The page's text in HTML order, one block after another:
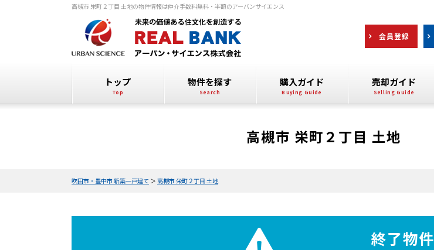
高槻市 栄町２丁目 土地の物件情報は仲介手数料無料・半額のアーバンサイエンス
会員登録
トップ 物件を探す 購入ガイド 売却ガイド
高槻市 栄町２丁目 土地
吹田市・豊中市 新築一戸建て ＞ 高槻市 栄町２丁目 土地
終了物件